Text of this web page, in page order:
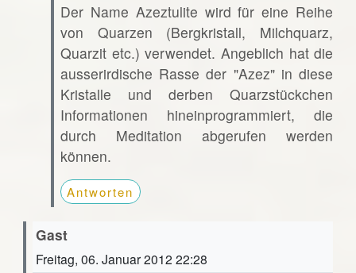
Der Name Azeztulite wird für eine Reihe
von Quarzen (Bergkristall, Milchquarz,
Quarzit etc.) verwendet. Angeblich hat die
ausserirdische Rasse der "Azez" in diese
Kristalle und derben Quarzstückchen
Informationen hineinprogrammiert, die
durch Meditation abgerufen werden
können.
Antworten
Gast
Freitag, 06. Januar 2012 22:28